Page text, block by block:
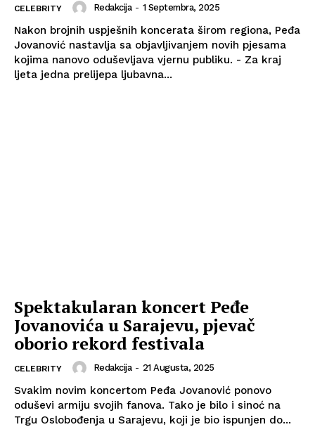
CELEBRITY Redakcija - 1 Septembra, 2025
Nakon brojnih uspješnih koncerata širom regiona, Peđa
Jovanović nastavlja sa objavljivanjem novih pjesama
kojima nanovo oduševljava vjernu publiku. - Za kraj
ljeta jedna prelijepa ljubavna...
Spektakularan koncert Peđe
Jovanovića u Sarajevu, pjevač
oborio rekord festivala
CELEBRITY Redakcija - 21 Augusta, 2025
Svakim novim koncertom Peđa Jovanović ponovo
oduševi armiju svojih fanova. Tako je bilo i sinoć na
Trgu Oslobođenja u Sarajevu, koji je bio ispunjen do...